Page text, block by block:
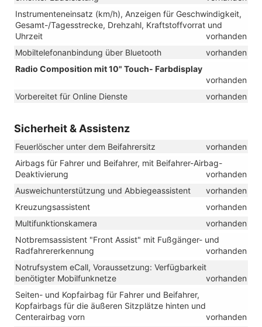
Instrumenteneinsatz (km/h), Anzeigen für Geschwindigkeit,
Gesamt-/Tagesstrecke, Drehzahl, Kraftstoffvorrat und
Uhrzeit
vorhanden
Mobiltelefonanbindung über Bluetooth
vorhanden
Radio Composition mit 10" Touch- Farbdisplay
vorhanden
Vorbereitet für Online Dienste
vorhanden
Sicherheit & Assistenz
Feuerlöscher unter dem Beifahrersitz
vorhanden
Airbags für Fahrer und Beifahrer, mit Beifahrer-Airbag-
Deaktivierung
vorhanden
Ausweichunterstützung und Abbiegeassistent
vorhanden
Kreuzungsassistent
vorhanden
Multifunktionskamera
vorhanden
Notbremsassistent "Front Assist" mit Fußgänger- und
Radfahrererkennung
vorhanden
Notrufsystem eCall, Voraussetzung: Verfügbarkeit
benötigter Mobilfunknetze
vorhanden
Seiten- und Kopfairbag für Fahrer und Beifahrer,
Kopfairbags für die äußeren Sitzplätze hinten und
Centerairbag vorn
vorhanden